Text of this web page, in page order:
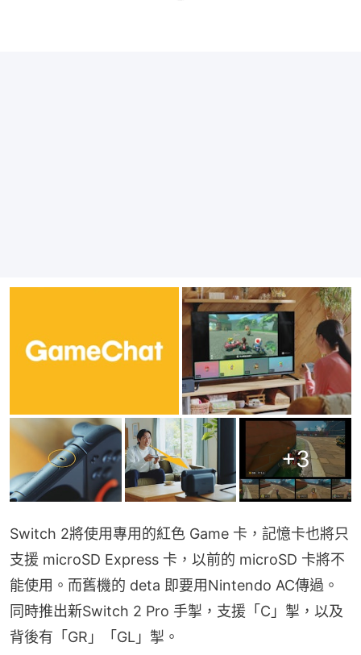
+3
Switch 2將使用專用的紅色 Game 卡，記憶卡也將只
支援 microSD Express 卡，以前的 microSD 卡將不
能使用。而舊機的 deta 即要用Nintendo AC傳過。
同時推出新Switch 2 Pro 手掣，支援「C」掣，以及
背後有「GR」「GL」掣。